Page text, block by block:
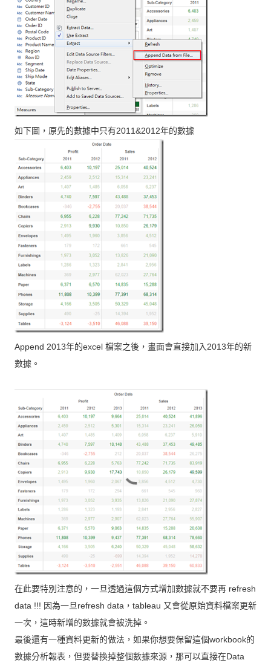
如下圖，原先的數據中只有2011&2012年的數據
Append 2013年的excel 檔案之後，畫面會直接加入2013年的新
數據。
在此要特別注意的，一旦透過這個方式增加數據就不要再 refresh
data !!! 因為一旦refresh data ， tableau 又會從原始資料檔案更新
一次，這時新增的數據就會被洗掉。
最後還有一種資料更新的做法，如果你想要保留這個workbook的
數據分析報表，但要替換掉整個數據來源，那可以直接在Data